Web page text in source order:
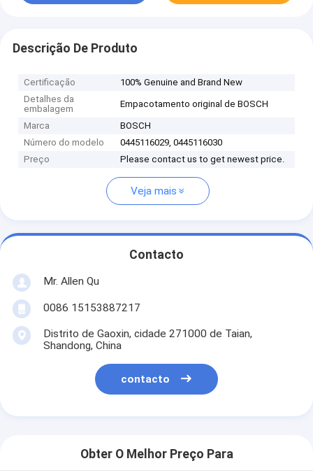
Descrição De Produto
Certificação
100% Genuine and Brand New
Detalhes da
embalagem
Empacotamento original de BOSCH
Marca
BOSCH
Número do modelo
0445116029, 0445116030
Preço
Please contact us to get newest price.
Veja mais
Contacto
Mr. Allen Qu
0086 15153887217
Distrito de Gaoxin, cidade 271000 de Taian,
Shandong, China
contacto
Obter O Melhor Preço Para